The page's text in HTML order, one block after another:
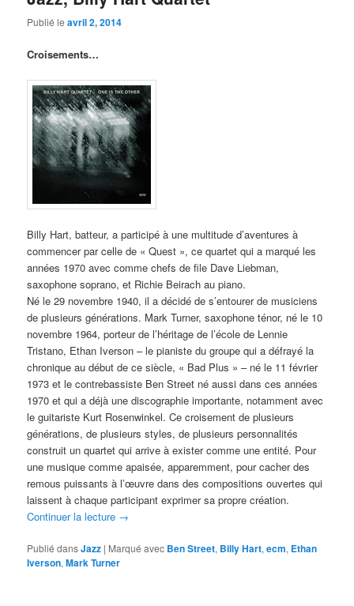
Publié leavril 2, 2014
Croisements…
Billy Hart, batteur, a participé à une multitude d’aventures à
commencer par celle de « Quest », ce quartet qui a marqué les
années 1970 avec comme chefs de file Dave Liebman,
saxophone soprano, et Richie Beirach au piano.
Né le 29 novembre 1940, il a décidé de s’entourer de musiciens
de plusieurs générations. Mark Turner, saxophone ténor, né le 10
novembre 1964, porteur de l’héritage de l’école de Lennie
Tristano, Ethan Iverson – le pianiste du groupe qui a défrayé la
chronique au début de ce siècle, « Bad Plus » – né le 11 février
1973 et le contrebassiste Ben Street né aussi dans ces années
1970 et qui a déjà une discographie importante, notamment avec
le guitariste Kurt Rosenwinkel. Ce croisement de plusieurs
générations, de plusieurs styles, de plusieurs personnalités
construit un quartet qui arrive à exister comme une entité. Pour
une musique comme apaisée, apparemment, pour cacher des
remous puissants à l’œuvre dans des compositions ouvertes qui
laissent à chaque participant exprimer sa propre création.
Continuer la lecture →
Publié dansJazz | Marqué avec Ben Street, Billy Hart,ecm, Ethan
Iverson,Mark Turner